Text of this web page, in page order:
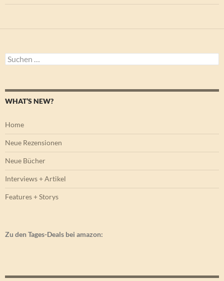
Suchen
nach:
WHAT’S NEW?
Home
Neue Rezensionen
Neue Bücher
Interviews + Artikel
Features + Storys
Zu den Tages-Deals bei amazon: